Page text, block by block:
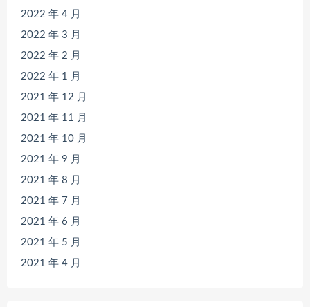
2022 年 4 月
2022 年 3 月
2022 年 2 月
2022 年 1 月
2021 年 12 月
2021 年 11 月
2021 年 10 月
2021 年 9 月
2021 年 8 月
2021 年 7 月
2021 年 6 月
2021 年 5 月
2021 年 4 月